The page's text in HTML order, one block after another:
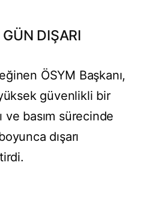
DIŞARI
ÖSYM Başkanı,
güvenlikli bir
ve basım sürecinde
dışarı